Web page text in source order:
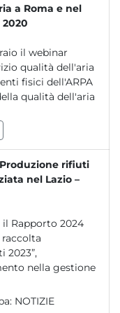
a Roma e nel
il webinar
fisici dell'ARPA
qualità dell'aria
rifiuti
nel Lazio –
il Rapporto 2024
2023”,
nella gestione
NOTIZIE